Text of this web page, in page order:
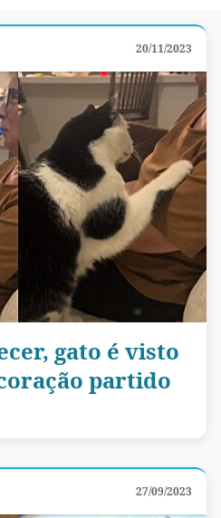
20/11/2023
gato é visto
partido
27/09/2023